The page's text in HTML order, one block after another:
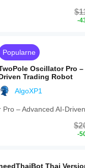
-
Popularne
Oscillator Pro
Trading Robot
AlgoXP1
Pro – Advanced AI-
-
Thai